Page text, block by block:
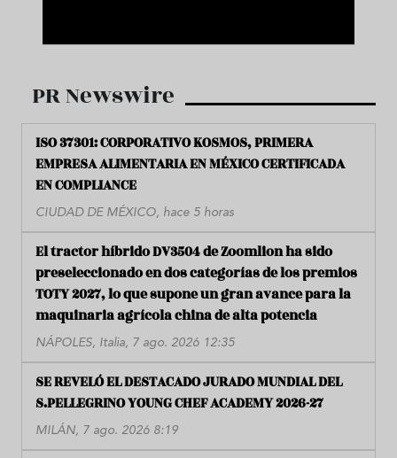
PR Newswire
ISO 37301: CORPORATIVO KOSMOS, PRIMERA
EMPRESA ALIMENTARIA EN MÉXICO CERTIFICADA
EN COMPLIANCE
CIUDAD DE MÉXICO, hace 5 horas
El tractor híbrido DV3504 de Zoomlion ha sido
preseleccionado en dos categorías de los premios
TOTY 2027, lo que supone un gran avance para la
maquinaria agrícola china de alta potencia
NÁPOLES, Italia, 7 ago. 2026 12:35
SE REVELÓ EL DESTACADO JURADO MUNDIAL DEL
S.PELLEGRINO YOUNG CHEF ACADEMY 2026-27
MILÁN, 7 ago. 2026 8:19